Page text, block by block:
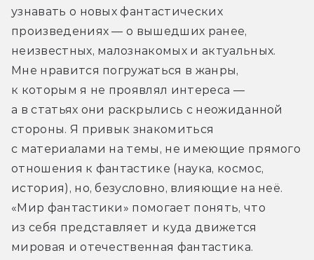
узнавать о новых фантастических
произведениях — о вышедших ранее,
неизвестных, малознакомых и актуальных.
Мне нравится погружаться в жанры,
к которым я не проявлял интереса —
а в статьях они раскрылись с неожиданной
стороны. Я привык знакомиться
с материалами на темы, не имеющие прямого
отношения к фантастике (наука, космос,
история), но, безусловно, влияющие на неё.
«Мир фантастики» помогает понять, что
из себя представляет и куда движется
мировая и отечественная фантастика.